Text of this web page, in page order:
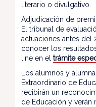
literario o divulgativo.
Adjudicación de
El tribunal de
actuaciones antes del
conocer los
line en el trámite
Los alumnos y
Extraordinario de
recibirán un
de Educación y verán